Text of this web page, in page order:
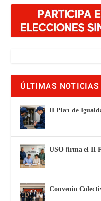
ÚLTIMAS NOTICIAS
II Plan de
USO firma el II
Convenio